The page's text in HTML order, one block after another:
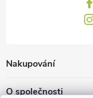
Nakupování
O společnosti